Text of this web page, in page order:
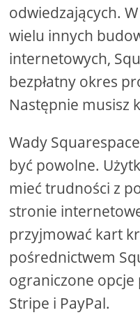
odwiedzających.
wielu innych
internetowych,
bezpłatny okres
Następnie musisz
Wady
być powolne.
mieć trudności z
stronie
przyjmować kart
pośrednictwem
ograniczone opcje
Stripe i PayPal.